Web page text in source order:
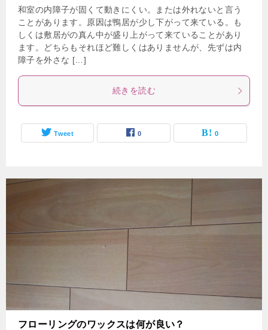
和室の内障子が固くて動きにくい。または外れないと言う
ことがあります。原因は鴨居が少し下がって来ている。も
しくは敷居がの真ん中が盛り上がって来ていることがあり
ます。どちらもそれほど難しくはありませんが、先ずは内
障子を外さな […]
続きを読む
Tweet 0 0
フローリングのワックスは何が良い？